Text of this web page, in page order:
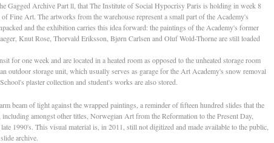
Gagged Archive Part ll, that The Institute of Social Hypocrisy Paris is holding in week 8
Fine Art. The artworks from the warehouse represent a small part of the Academy's
and the exhibition carries this idea forward: the paintings of the Academy's former
Knut Rose, Thorvald Eriksson, Bjørn Carlsen and Oluf Wold-Thorne are still loaded
for one week and are located in a heated room as opposed to the unheated storage room
outdoor storage unit, which usually serves as garage for the Art Academy's snow removal
plaster collection and student's works are also stored.
beam of light against the wrapped paintings, a reminder of fifteen hundred slides that the
amongst other titles, Norwegian Art from the Reformation to the Present Day,
1990's. This visual material is, in 2011, still not digitized and made available to the public,
archive.